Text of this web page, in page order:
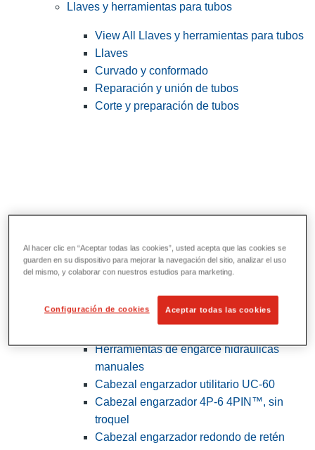
Llaves y herramientas para tubos
View All Llaves y herramientas para tubos
Llaves
Curvado y conformado
Reparación y unión de tubos
Corte y preparación de tubos
Herramientas de servicios públicos y de
View All Herramientas de servicios
Herramientas de engarce hidráulicas
manuales
Cabezal engarzador utilitario UC-60
Cabezal engarzador 4P-6 4PIN™, sin
troquel
Cabezal engarzador redondo de retén
Al hacer clic en “Aceptar todas las cookies”, usted acepta que las cookies se
guarden en su dispositivo para mejorar la navegación del sitio, analizar el uso
del mismo, y colaborar con nuestros estudios para marketing.
Configuración de cookies Aceptar todas las cookies